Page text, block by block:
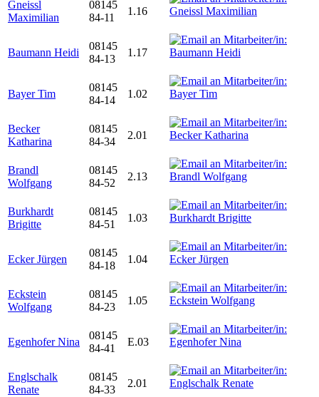
Gneissl
Maximilian
08145
84-11
1.16
Baumann Heidi
08145
84-13
1.17
Bayer Tim
08145
84-14
1.02
Becker
Katharina
08145
84-34
2.01
Brandl
Wolfgang
08145
84-52
2.13
Burkhardt
Brigitte
08145
84-51
1.03
Ecker Jürgen
08145
84-18
1.04
Eckstein
Wolfgang
08145
84-23
1.05
Egenhofer Nina
08145
84-41
E.03
Englschalk
Renate
08145
84-33
2.01